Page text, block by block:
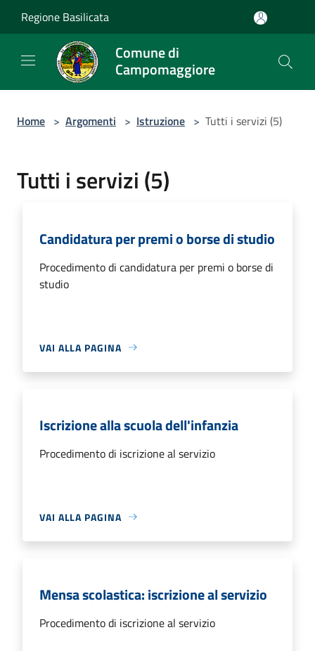
Regione Basilicata
Comune di
Campomaggiore
Home > Argomenti > Istruzione > Tutti i servizi (5)
Tutti i servizi (5)
Candidatura per premi o borse di studio
Procedimento di candidatura per premi o borse di
studio
VAI ALLA PAGINA
Iscrizione alla scuola dell'infanzia
Procedimento di iscrizione al servizio
VAI ALLA PAGINA
Mensa scolastica: iscrizione al servizio
Procedimento di iscrizione al servizio